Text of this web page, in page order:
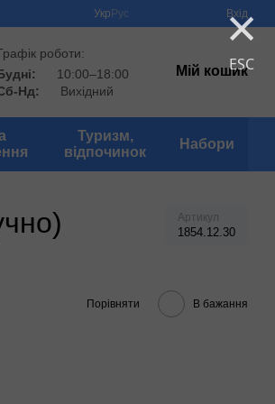
×
ESC
Укр Рус Вхід
роботи:
10:00–18:00
Нд:
Вихідний
Мій кошик
Туризм,
відпочинок
Набори
Артикул
1854.12.30
Порівняти В бажання